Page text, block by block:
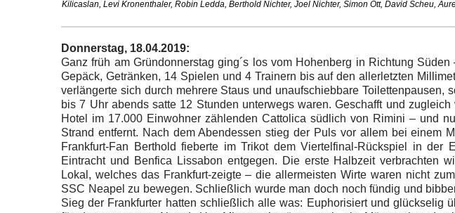
Kilicaslan, Levi Kronenthaler, Robin Ledda, Berthold Nichter, Joel Nichter, Simon Ott, David Scheu,
Donnerstag, 18.04.2019:
Ganz früh am Gründonnerstag ging´s los vom Hohenberg in Richtung
Gepäck, Getränken, 14 Spielen und 4 Trainern bis auf den allerletzten
verlängerte sich durch mehrere Staus und unaufschiebbare Toilettenpausen,
bis 7 Uhr abends satte 12 Stunden unterwegs waren. Geschafft und
Hotel im 17.000 Einwohner zählenden Cattolica südlich von Rimini – und
Strand entfernt. Nach dem Abendessen stieg der Puls vor allem bei einem
Frankfurt-Fan Berthold fieberte im Trikot dem Viertelfinal-Rückspiel in der
Eintracht und Benfica Lissabon entgegen. Die erste Halbzeit verbrachten
Lokal, welches das Frankfurt-zeigte – die allermeisten Wirte waren nicht
SSC Neapel zu bewegen. Schließlich wurde man doch noch fündig und
Sieg der Frankfurter hatten schließlich alle was: Euphorisiert und glückselig